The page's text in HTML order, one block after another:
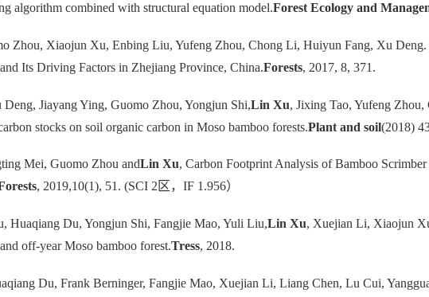
algorithm combined with structural equation model.Forest Ecology and
Zhou, Xiaojun Xu, Enbing Liu, Yufeng Zhou, Chong Li, Huiyun Fang, Xu
Its Driving Factors in Zhejiang Province, China.Forests, 2017, 8, 371.
Jiayang Ying, Guomo Zhou, Yongjun Shi,Lin Xu, Jixing Tao, Yufeng
stocks on soil organic carbon in Moso bamboo forests.Plant and soil(2018)
Mei, Guomo Zhou andLin Xu, Carbon Footprint Analysis of Bamboo
, 2019,10(1), 51. (SCI 2区，IF 1.956）
Huaqiang Du, Yongjun Shi, Fangjie Mao, Yuli Liu,Lin Xu, Xuejian Li, Xiaojun
off-year Moso bamboo forest.Tress, 2018.
Du, Frank Berninger, Fangjie Mao, Xuejian Li, Liang Chen, Lu Cui,